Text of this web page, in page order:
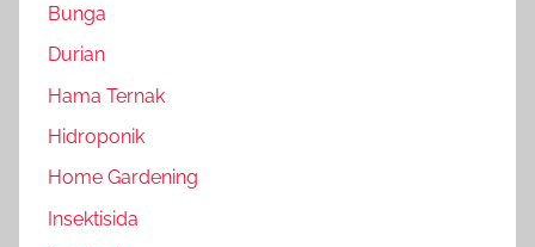
Bunga
Durian
Hama Ternak
Hidroponik
Home Gardening
Insektisida